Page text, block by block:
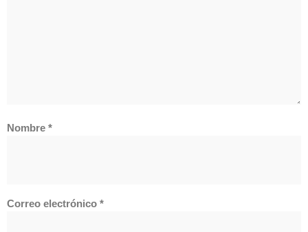
Nombre *
Correo electrónico *